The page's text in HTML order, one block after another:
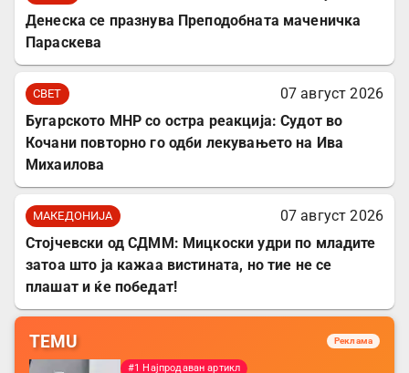
Денеска се празнува Преподобната маченичка
Параскева
СВЕТ
07 август 2026
Бугарското МНР со остра реакција: Судот во
Кочани повторно го одби лекувањето на Ива
Михаилова
МАКЕДОНИЈА
07 август 2026
Стојчевски од СДММ: Мицкоски удри по младите
затоа што ја кажаа вистината, но тие не се
плашат и ќе победат!
TEMU Реклама
#1 Најпродаван артикл